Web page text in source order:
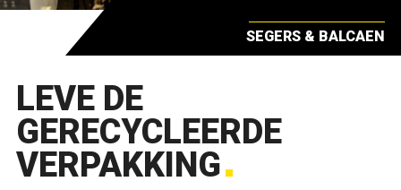
SEGERS & BALCAEN
LEVE DE
GERECYCLEERDE
VERPAKKING